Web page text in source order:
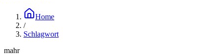
Home
/
Schlagwort
mahr